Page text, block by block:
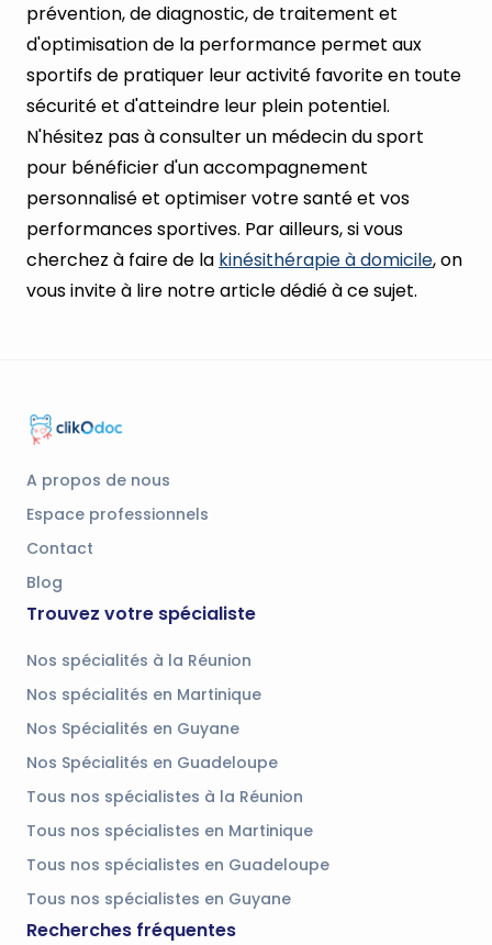
prévention, de diagnostic, de traitement et
d'optimisation de la performance permet aux
sportifs de pratiquer leur activité favorite en toute
sécurité et d'atteindre leur plein potentiel.
N'hésitez pas à consulter un médecin du sport
pour bénéficier d'un accompagnement
personnalisé et optimiser votre santé et vos
performances sportives. Par ailleurs, si vous
cherchez à faire de la kinésithérapie à domicile, on
vous invite à lire notre article dédié à ce sujet.
A propos de nous
Espace professionnels
Contact
Blog
Trouvez votre spécialiste
Nos spécialités à la Réunion
Nos spécialités en Martinique
Nos Spécialités en Guyane
Nos Spécialités en Guadeloupe
Tous nos spécialistes à la Réunion
Tous nos spécialistes en Martinique
Tous nos spécialistes en Guadeloupe
Tous nos spécialistes en Guyane
Recherches fréquentes